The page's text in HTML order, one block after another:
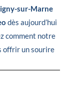
sur-Marne
dès aujourd’hui
comment notre
offrir un sourire